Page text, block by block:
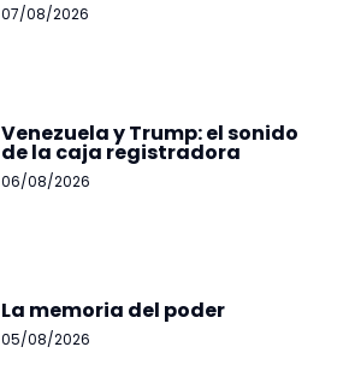
07/08/2026
Venezuela y Trump: el sonido
de la caja registradora
06/08/2026
La memoria del poder
05/08/2026